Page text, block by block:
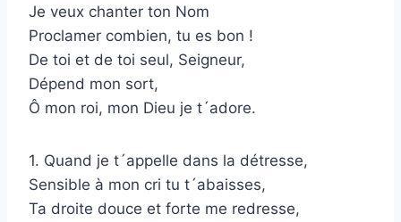
Je veux chanter ton Nom
Proclamer combien, tu es bon !
De toi et de toi seul, Seigneur,
Dépend mon sort,
Ô mon roi, mon Dieu je t´adore.
1. Quand je t´appelle dans la détresse,
Sensible à mon cri tu t´abaisses,
Ta droite douce et forte me redresse,